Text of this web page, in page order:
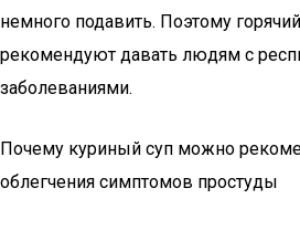
немного подавить. Поэтому
рекомендуют давать людям с
заболеваниями.
Почему куриный суп можно
облегчения симптомов простуды